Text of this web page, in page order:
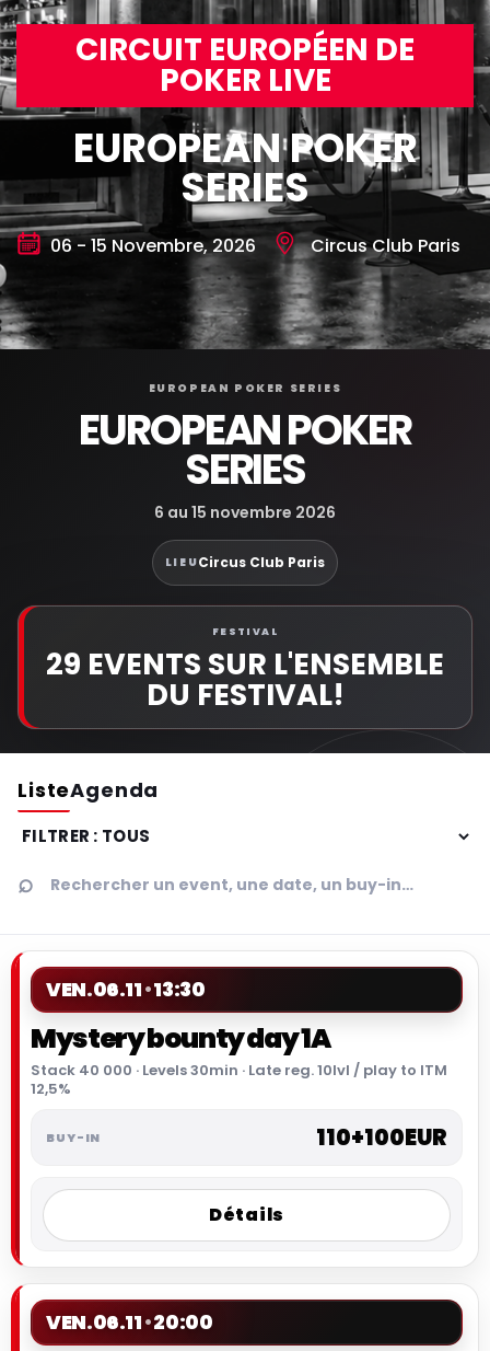
CIRCUIT EUROPÉEN DE
POKER LIVE
EUROPEAN POKER
SERIES
06 - 15 Novembre, 2026 Circus Club Paris
EUROPEAN POKER SERIES
EUROPEAN POKER
SERIES
6 au 15 novembre 2026
LIEUCircus Club Paris
FESTIVAL
29 EVENTS SUR L'ENSEMBLE
DU FESTIVAL!
ListeAgenda
Filtrer
VEN.06.11 13:30
Mystery bounty day 1A
Stack 40 000 · Levels 30min · Late reg. 10lvl / play to ITM
12,5%
110+100EUR
Détails
VEN.06.11 20:00